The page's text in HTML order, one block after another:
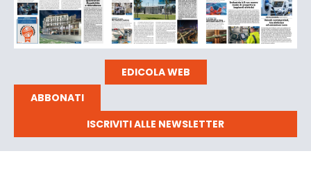
EDICOLA WEB
ABBONATI
ISCRIVITI ALLE NEWSLETTER